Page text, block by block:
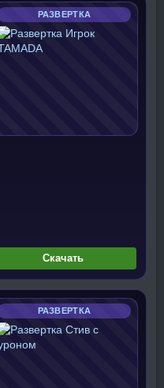
РАЗВЕРТКА
Скачать
РАЗВЕРТКА